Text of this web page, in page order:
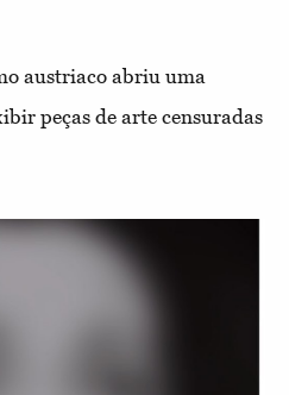
austriaco abriu uma
peças de arte censuradas